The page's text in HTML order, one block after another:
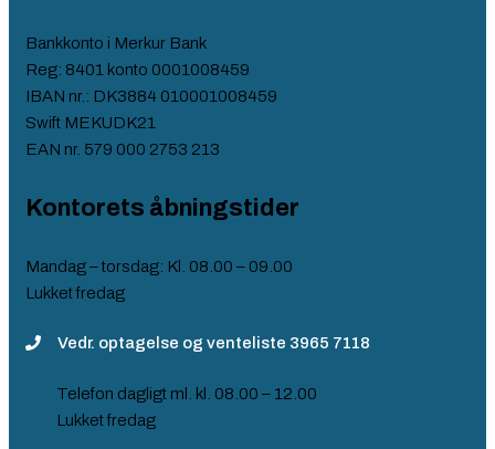
Bankkonto i Merkur Bank
Reg: 8401 konto 0001008459
IBAN nr.: DK3884 010001008459
Swift MEKUDK21
EAN nr. 579 000 2753 213​
Kontorets åbningstider
Mandag – torsdag: Kl. 08.00 – 09.00
Lukket fredag​
Vedr. optagelse og venteliste 3965 7118
Telefon dagligt ml. kl. 08.00 – 12.00
Lukket fredag